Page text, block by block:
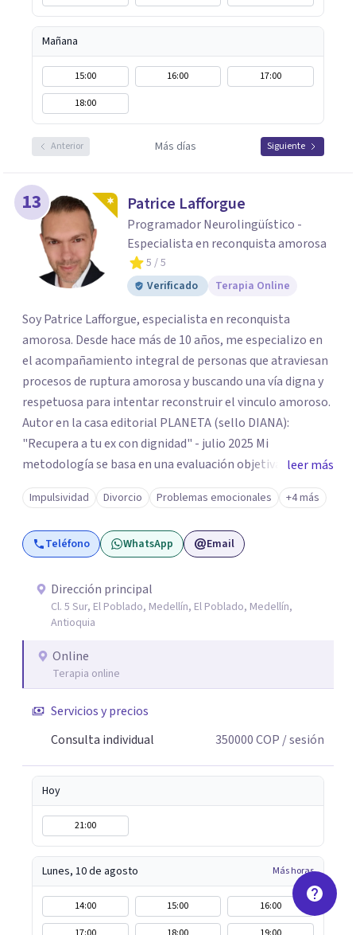
Mañana
15:00 16:00
17:00
18:00
Anterior Más días Siguiente
13 Patrice Lafforgue
Programador Neurolingüístico -
Especialista en reconquista amorosa
5 / 5
Verificado
Terapia Online
Soy Patrice Lafforgue, especialista en reconquista
amorosa. Desde hace más de 10 años, me especializo en
el acompañamiento integral de personas que atraviesan
procesos de ruptura amorosa y buscando una vía digna y
respetuosa para intentar reconstruir el vinculo amoroso.
Autor en la casa editorial PLANETA (sello DIANA):
"Recupera a tu ex con dignidad" - julio 2025 Mi
metodología se basa en una evaluación objetiva de
escenarios según la necesidad del paciente, centrada en
tres ejes fundamentales: 1- Análisis de viabilidad:
estimación de probabilidades reales de recuperación de la
relación de pareja 2- Análisis conductual: evaluación de
interacción 3- Soporte emocional: acompañamiento
para la gestión del duelo afectivo
leer más
Impulsividad Divorcio Problemas emocionales +4 más
Teléfono WhatsApp Email
Dirección principal
Cl. 5 Sur, El Poblado, Medellín, El Poblado, Medellín,
Antioquia
Online
Terapia online
Servicios y precios
Consulta individual
350000COP / sesión
Hoy
21:00
Lunes, 10 de agosto Más horas
14:00 15:00
16:00